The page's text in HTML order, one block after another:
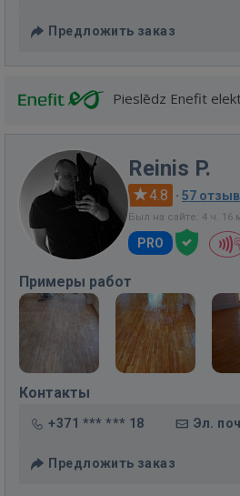
Предложить заказ
Pieslēdz Enefit
Reinis P.
4.8 · 57
Был на сайте: 4 ч. 16
PRO
Примеры работ
Контакты
+371 *** *** 18 Эл.
Предложить заказ